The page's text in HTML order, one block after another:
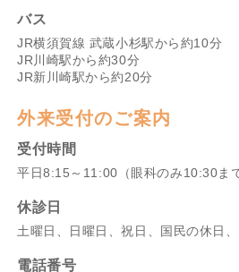
バス
JR横須賀線 武蔵小杉駅から約10分
JR川崎駅から約30分
JR新川崎駅から約20分
外来受付のご案内
受付時間
平日8:15～11:00（眼科のみ10:30ま
休診日
土曜日、日曜日、祝日、国民の休日
電話番号